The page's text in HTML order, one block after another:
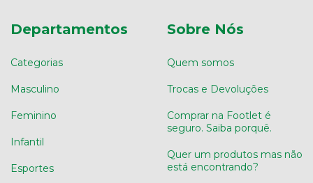
Departamentos
Categorias
Masculino
Feminino
Infantil
Esportes
Sobre Nós
Quem somos
Trocas e Devoluções
Comprar na Footlet é
seguro. Saiba porquê.
Quer um produtos mas não
está encontrando?